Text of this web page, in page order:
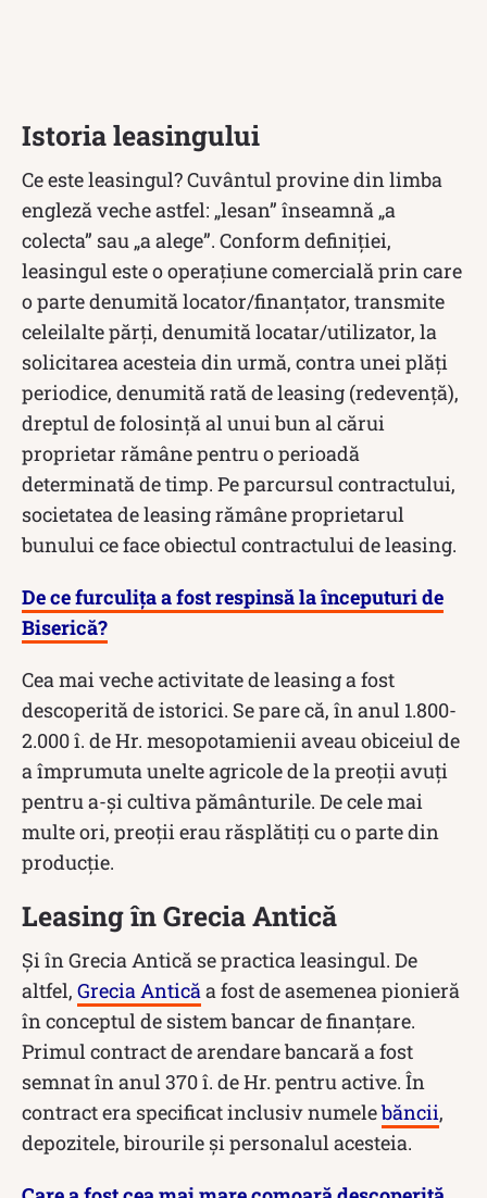
Istoria leasingului
Ce este leasingul? Cuvântul provine din limba
engleză veche astfel: „lesan” înseamnă „a
colecta” sau „a alege”. Conform definiției,
leasingul este o operațiune comercială prin care
o parte denumită locator/finanțator, transmite
celeilalte părți, denumită locatar/utilizator, la
solicitarea acesteia din urmă, contra unei plăți
periodice, denumită rată de leasing (redevență),
dreptul de folosință al unui bun al cărui
proprietar rămâne pentru o perioadă
determinată de timp. Pe parcursul contractului,
societatea de leasing rămâne proprietarul
bunului ce face obiectul contractului de leasing.
De ce furculița a fost respinsă la începuturi de
Biserică?
Cea mai veche activitate de leasing a fost
descoperită de istorici. Se pare că, în anul 1.800-
2.000 î. de Hr. mesopotamienii aveau obiceiul de
a împrumuta unelte agricole de la preoții avuți
pentru a-și cultiva pământurile. De cele mai
multe ori, preoții erau răsplătiți cu o parte din
producție.
Leasing în Grecia Antică
Și în Grecia Antică se practica leasingul. De
altfel, Grecia Antică a fost de asemenea pionieră
în conceptul de sistem bancar de finanțare.
Primul contract de arendare bancară a fost
semnat în anul 370 î. de Hr. pentru active. În
contract era specificat inclusiv numelebăncii,
depozitele, birourile și personalul acesteia.